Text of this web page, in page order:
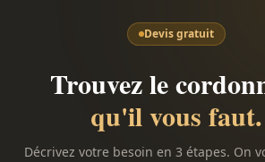
Devis gratuit
Trouvez le
qu'il vous faut.
Décrivez votre besoin en 3 étapes. On